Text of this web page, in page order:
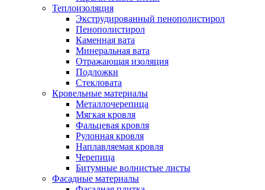
Теплоизоляция
Экструдированный пенополистирол
Пенополистирол
Каменная вата
Минеральная вата
Отражающая изоляция
Подложки
Стекловата
Кровельные материалы
Металлочерепица
Мягкая кровля
Фальцевая кровля
Рулонная кровля
Наплавляемая кровля
Черепица
Битумные волнистые листы
Фасадные материалы